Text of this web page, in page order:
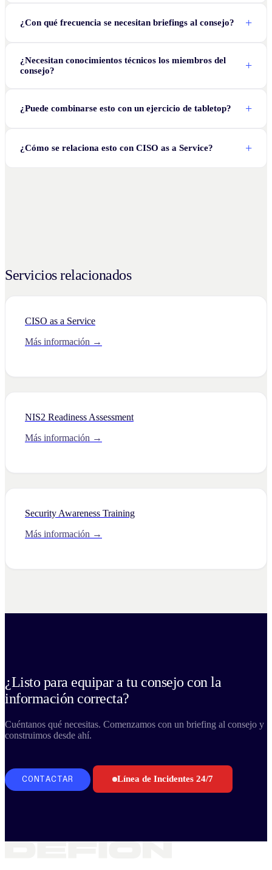
¿Con qué frecuencia se necesitan briefings al consejo?
¿Necesitan conocimientos técnicos los miembros del
consejo?
¿Puede combinarse esto con un ejercicio de tabletop?
¿Cómo se relaciona esto con CISO as a Service?
Servicios relacionados
CISO as a Service
Más información →
NIS2 Readiness Assessment
Más información →
Security Awareness Training
Más información →
¿Listo para equipar a tu consejo con la
información correcta?
Cuéntanos qué necesitas. Comenzamos con un briefing al consejo y
construimos desde ahí.
CONTACTAR Línea de Incidentes 24/7